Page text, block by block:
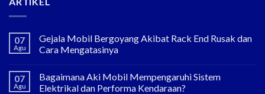
07
Agu
Gejala Mobil Bergoyang Akibat Rack End Rusak dan
Cara Mengatasinya
07
Agu
Bagaimana Aki Mobil Mempengaruhi Sistem
Elektrikal dan Performa Kendaraan?